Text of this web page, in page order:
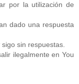
por la utilización de
dado una respuesta
sin respuestas.
ilegalmente en You